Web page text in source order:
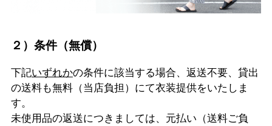
２）条件（無償）
下記いずれかの条件に該当する場合、返送不要、貸出
の送料も無料（当店負担）にて衣装提供をいたしま
す。
未使用品の返送につきましては、元払い（送料ご負